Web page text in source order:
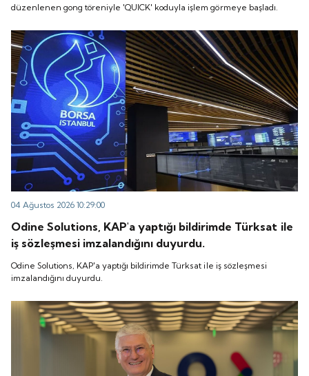
düzenlenen gong töreniyle 'QUICK' koduyla işlem görmeye başladı.
04 Ağustos 2026 10:29:00
Odine Solutions, KAP'a yaptığı bildirimde Türksat ile
iş sözleşmesi imzalandığını duyurdu.
Odine Solutions, KAP'a yaptığı bildirimde Türksat ile iş sözleşmesi
imzalandığını duyurdu.